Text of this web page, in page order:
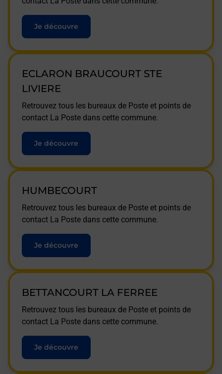
Je découvre
ECLARON BRAUCOURT STE
LIVIERE
Retrouvez tous les bureaux de Poste et points de
contact La Poste dans cette commune.
Je découvre
HUMBECOURT
Retrouvez tous les bureaux de Poste et points de
contact La Poste dans cette commune.
Je découvre
BETTANCOURT LA FERREE
Retrouvez tous les bureaux de Poste et points de
contact La Poste dans cette commune.
Je découvre